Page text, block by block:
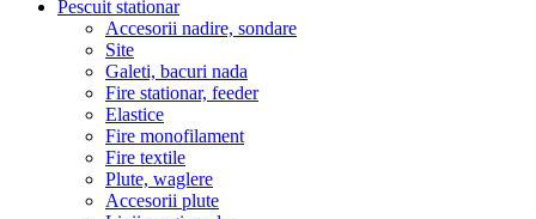
Pescuit stationar
Accesorii nadire, sondare
Site
Galeti, bacuri nada
Fire stationar, feeder
Elastice
Fire monofilament
Fire textile
Plute, waglere
Accesorii plute